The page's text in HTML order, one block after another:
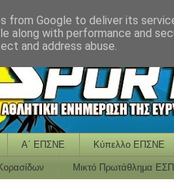
Α΄ ΕΠΣΝΕ Κύπελλο ΕΠΣΝΕ
Μικτό Πρωτάθλημα
from Google to deliver its
along with performance and
and address abuse.